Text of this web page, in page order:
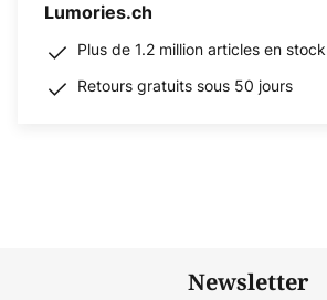
Lumories.ch
Plus de 1.2 million articles en stock
Retours gratuits sous 50 jours
Newsletter